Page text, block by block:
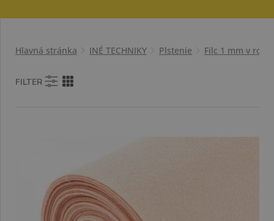
Hlavná stránka INÉ TECHNIKY Plstenie Filc 1 mm v rolke
FILTER